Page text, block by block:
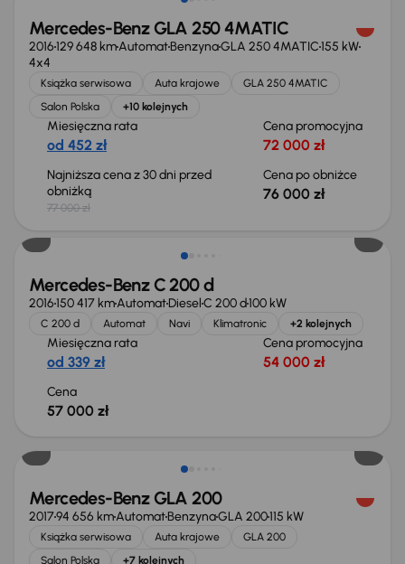
Mercedes-Benz GLA 250 4MATIC
2016129 648 kmAutomatBenzynaGLA 250 4MATIC155 kW
4x4
Książka serwisowa Auta krajowe
GLA 250 4MATIC
Salon Polska
+10 kolejnych
Miesięczna rata
od 452 zł
Cena promocyjna
72 000 zł
Najniższa cena z 30 dni przed
obniżką
77 000 zł
Cena po obniżce
76 000 zł
Mercedes-Benz C 200 d
2016150 417 kmAutomatDieselC 200 d100 kW
C 200 d Automat Navi Klimatronic +2 kolejnych
Miesięczna rata
od 339 zł
Cena promocyjna
54 000 zł
Cena
57 000 zł
Mercedes-Benz GLA 200
201794 656 kmAutomatBenzynaGLA 200115 kW
Książka serwisowa Auta krajowe
GLA 200
Salon Polska
+7 kolejnych